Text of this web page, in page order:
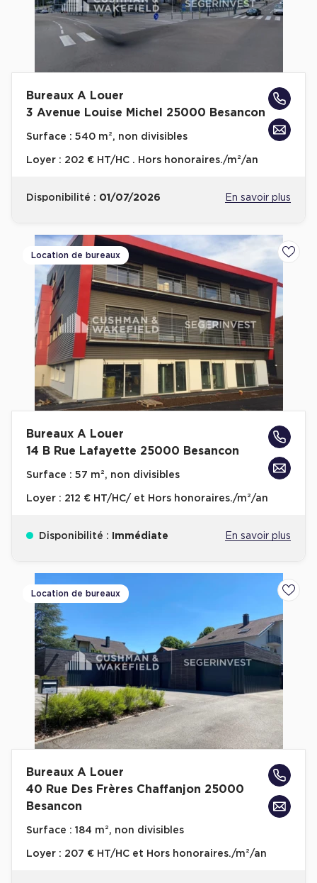
Bureaux A Louer
3 Avenue Louise Michel 25000 Besancon
Surface : 540 m², non divisibles
Loyer : 202 € HT/HC . Hors honoraires./m²/an
Disponibilité : 01/07/2026 En savoir plus
Location de bureaux
Bureaux A Louer
14 B Rue Lafayette 25000 Besancon
Surface : 57 m², non divisibles
Loyer : 212 € HT/HC/ et Hors honoraires./m²/an
Disponibilité : Immédiate En savoir plus
Location de bureaux
Bureaux A Louer
40 Rue Des Frères Chaffanjon 25000
Besancon
Surface : 184 m², non divisibles
Loyer : 207 € HT/HC et Hors honoraires./m²/an